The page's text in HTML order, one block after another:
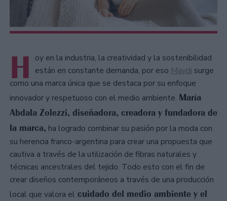
H oy en la industria, la creatividad y la sostenibilidad
están en constante demanda, por eso Maydi surge
como una marca única que se destaca por su enfoque
innovador y respetuoso con el medio ambiente. María
Abdala Zolezzi, diseñadora, creadora y fundadora de
la marca, ha logrado combinar su pasión por la moda con
su herencia franco-argentina para crear una propuesta que
cautiva a través de la utilización de fibras naturales y
técnicas ancestrales del tejido. Todo esto con el fin de
crear diseños contemporáneos a través de una producción
local que valora el cuidado del medio ambiente y el